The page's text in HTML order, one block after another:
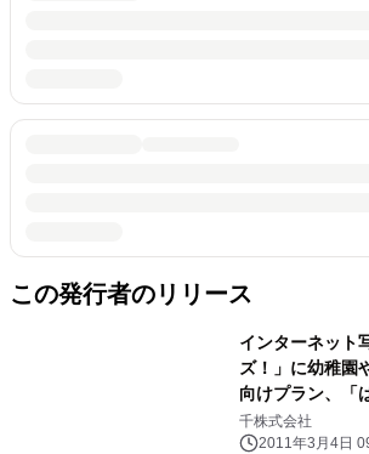
この発行者のリリース
インターネット
ズ！」に幼稚園
向けプラン、「
ス)先生プラン」
千株式会社
2011年3月4日